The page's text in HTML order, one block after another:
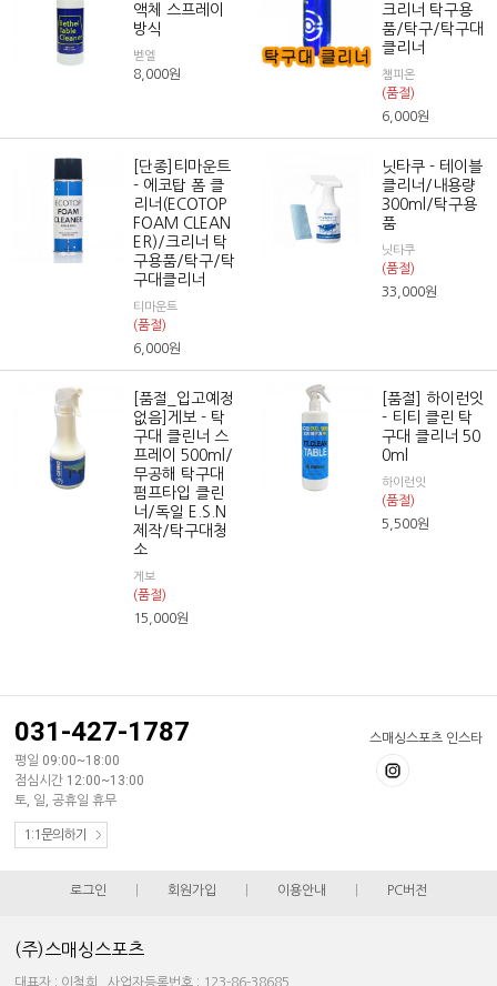
액체 스프레이
방식
벧엘
8,000원
크리너 탁구용
품/탁구/탁구대
클리너
챔피온
(품절)
6,000원
[단종]티마운트
- 에코탑 폼 클
리너(ECOTOP
FOAM CLEAN
ER)/크리너 탁
구용품/탁구/탁
구대클리너
티마운트
(품절)
6,000원
닛타쿠 - 테이블
클리너/내용량
300ml/탁구용
품
닛타쿠
(품절)
33,000원
[품절_입고예정
없음]게보 - 탁
구대 클린너 스
프레이 500ml/
무공해 탁구대
펌프타입 클린
너/독일 E.S.N
제작/탁구대청
소
게보
(품절)
15,000원
[품절] 하이런잇
- 티티 클린 탁
구대 클리너 50
0ml
하이런잇
(품절)
5,500원
스매싱스포츠 인스타
031-427-1787
평일 09:00~18:00
점심시간 12:00~13:00
토, 일, 공휴일 휴무
1:1문의하기
로그인 회원가입 이용안내 PC버전
(주)스매싱스포츠
대표자 : 이철희 사업자등록번호 : 123-86-38685